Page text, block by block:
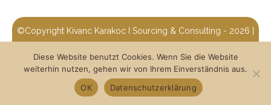
©Copyright Kivanc Karakoc I Sourcing & Consulting - 2026
Diese Website benutzt Cookies. Wenn Sie die Website
weiterhin nutzen, gehen wir von Ihrem Einverständnis aus.
OK
Datenschutzerklärung